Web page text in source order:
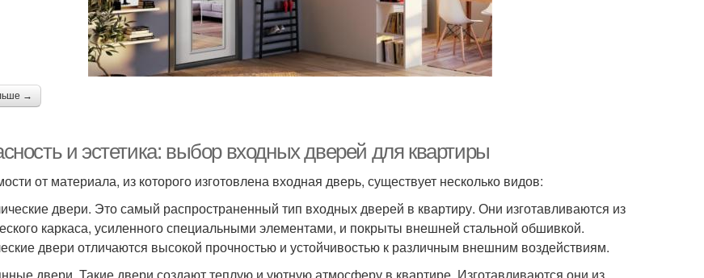
→
и эстетика: выбор входных дверей для квартиры
от материала, из которого изготовлена входная дверь, существует несколько видов:
двери. Это самый распространенный тип входных дверей в квартиру. Они изготавливаются из
каркаса, усиленного специальными элементами, и покрыты внешней стальной обшивкой.
двери отличаются высокой прочностью и устойчивостью к различным внешним воздействиям.